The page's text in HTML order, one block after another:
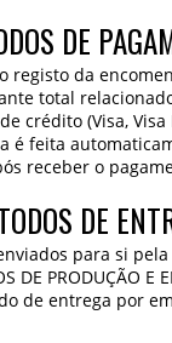
DE
da
total
(Visa,
é feita
receber o
DE
para si
DE PRODUÇÃO
de entrega por